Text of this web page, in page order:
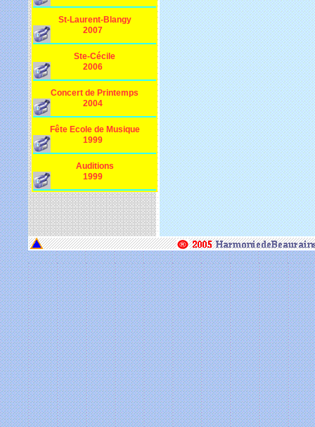
St-Laurent-Blangy
2007
Ste-Cécile
2006
Concert de Printemps
2004
Fête Ecole de Musique
1999
Auditions
1999